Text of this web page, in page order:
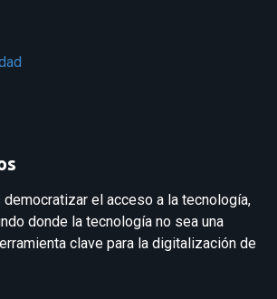
el acceso a la tecnología,
donde la tecnología no sea una
clave para la digitalización de